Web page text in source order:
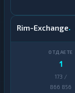
Rim-Exchange
1
173 /
866 856